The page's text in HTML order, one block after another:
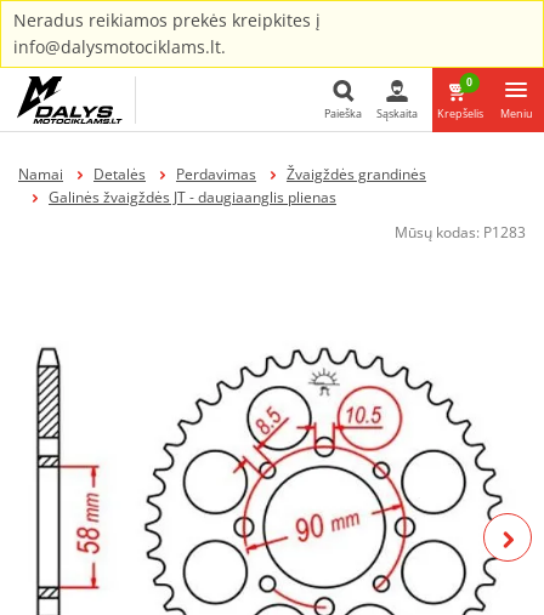
Neradus reikiamos prekės kreipkites į
info@dalysmotociklams.lt.
Paieška Sąskaita
0
Krepšelis Meniu
Namai Detalės Perdavimas
Žvaigždės grandinės
Galinės žvaigždės JT - daugiaanglis plienas
Mūsų kodas: P1283